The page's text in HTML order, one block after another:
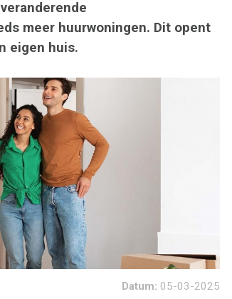
meer huurwoningen. Dit opent
eigen huis.
Datum: 05-03-2025